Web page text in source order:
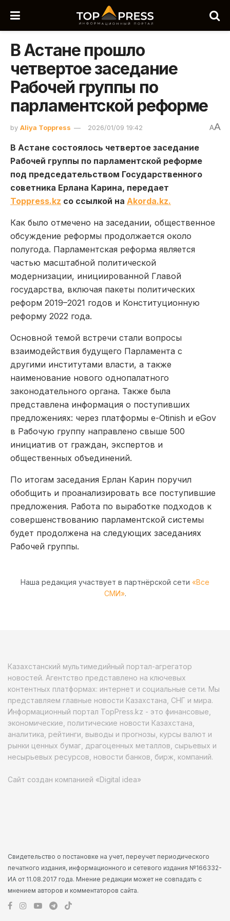
В Астане прошло
четвертое заседание
Рабочей группы по
парламентской реформе
by Aliya Toppress 2026/01/09 19:42 AA
В Астане состоялось четвертое заседание
Рабочей группы по парламентской реформе
под председательством Государственного
советника Ерлана Карина, передает
Toppress.kz со ссылкой на Akorda.kz.
Как было отмечено на заседании, общественное
обсуждение реформы продолжается около
полугода. Парламентская реформа является
частью масштабной политической
модернизации, инициированной Главой
государства, включая пакеты политических
реформ 2019–2021 годов и Конституционную
реформу 2022 года.
Основной темой встречи стали вопросы
взаимодействия будущего Парламента с
другими институтами власти, а также
наименование нового однопалатного
законодательного органа. Также была
представлена информация о поступивших
предложениях: через платформы e-Otinish и eGov
в Рабочую группу направлено свыше 500
инициатив от граждан, экспертов и
общественных объединений.
По итогам заседания Ерлан Карин поручил
обобщить и проанализировать все поступившие
предложения. Работа по выработке подходов к
совершенствованию парламентской системы
будет продолжена на следующих заседаниях
Рабочей группы.
Наша редакция участвует в партнёрской сети «Все
СМИ».
Казахстанский мультимедийный портал-агрегатор
новостей. Агентство представлено на ключевых
контентных платформах: интернет и социальные сети. Мы
представляем главные новости Казахстана, СНГ и мира.
Информационный портал TopPress.kz - это финансовые,
экономические, политические новости Казахстана,
аналитика, рейтинги, выводы и прогнозы, курсы валют и
рынки ценных бумаг, драгоценных металлов, сырьевых и
несырьевых ресурсов, новости банков, бирж, компаний.
Сайт создан компанией «Digital idea»
Свидетельство о постановке на учет, переучет периодического
печатного издания, информационного и сетевого издания №166332-
ИА от 11.08.2017 года. Мнение редакции может не совпадать с
мнением авторов и комментаторов сайта.